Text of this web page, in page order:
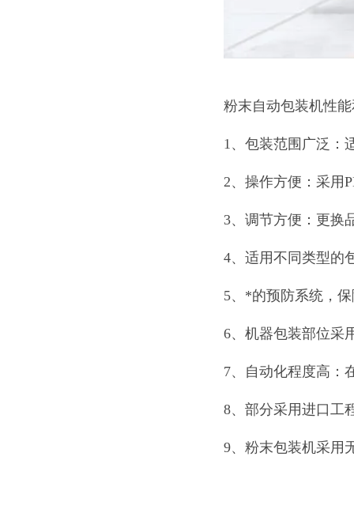
粉末自动包装机性
1、包装范围广泛：
2、操作方便：采用
3、调节方便：更换
4、适用不同类型的
5、*的预防系统，
6、机器包装部位采
7、自动化程度高：
8、部分采用进口工
9、粉末包装机采用